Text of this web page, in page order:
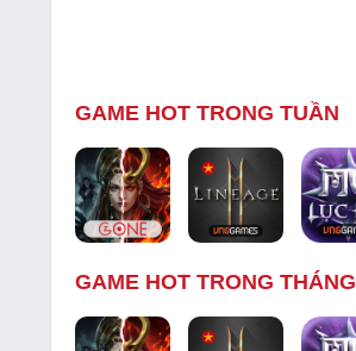
GAME HOT TRONG TUẦN
GAME HOT TRONG THÁNG